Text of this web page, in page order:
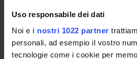
Uso responsabile dei dati
Noi e i nostri 1022 partner
personali, ad esempio il vostro
tecnologie come i cookie per
Contatti
Persone
Luoghi